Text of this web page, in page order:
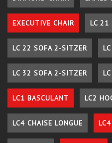
EXECUTIVE CHAIR LC 21
LC 22 SOFA 2-SITZER
LC 32 SOFA 2-SITZER
LC1 BASCULANT LC2
LC4 CHAISE LONGUE